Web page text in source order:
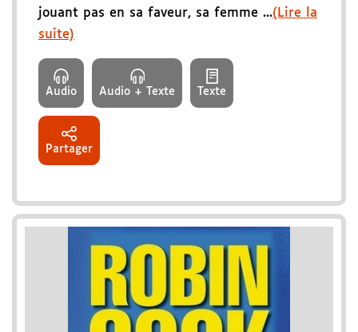
jouant pas en sa faveur, sa femme ...(Lire la
suite)
Audio Audio + Texte Texte
Partager